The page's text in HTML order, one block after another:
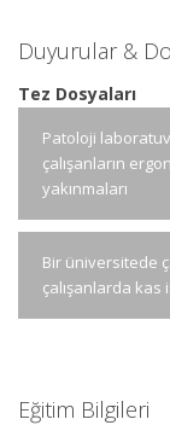
Duyurular &
Tez Dosyaları
Patoloji
çalışanların
yakınmaları
Bir üniversitede
çalışanlarda kas
Eğitim Bilgileri